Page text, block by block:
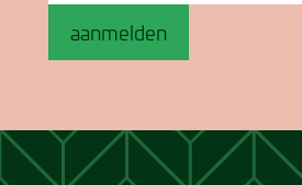
aanmelden